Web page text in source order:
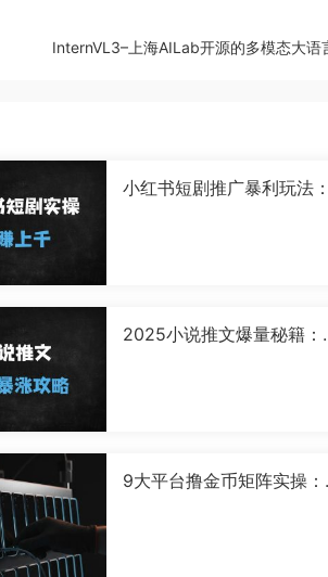
InternVL3–上海AILab开源的多模态大语
小红书短剧推广暴利玩法
2025小说推文爆量秘籍：
9大平台撸金币矩阵实操